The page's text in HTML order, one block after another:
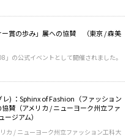
ー賞の歩み」展への協賛 （東京 / 森美
」の公式イベントとして開催されました。
レ) ：Sphinx of Fashion（ファッション
賛（アメリカ / ニューヨーク州立ファ
ジアム）
カ / ニューヨーク州立ファッション工科大